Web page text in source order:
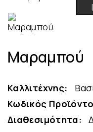
Μαραμπού
Καλλιτέχνης:
Κωδικός
Διαθεσιμότητα: